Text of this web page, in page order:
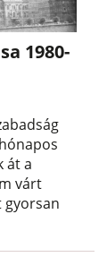
1980-
át a
várt
gyorsan